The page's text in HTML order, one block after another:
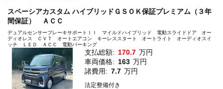
スペーシアカスタム ハイブリッドＧＳＯＫ保証プレミアム（３年
間保証） ＡＣＣ
デュアルセンサーブレーキサポートＩＩ マイルドハイブリッド 電動スライドドア オー
ディオレス ＣＶＴ オートエアコン キーレススタート オートライト オーディオスイ
ッチ ＬＥＤ ＡＣＣ 電動パーキング
支払総額: 170.7 万円
車両価格: 163 万円
諸費用: 7.7 万円
法定整備付き